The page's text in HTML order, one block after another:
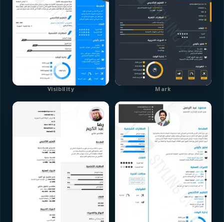
Mark
Visibility